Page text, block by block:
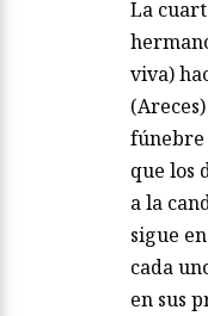
La
viva)
fúnebre
que los
a la
sigue
cada
en sus